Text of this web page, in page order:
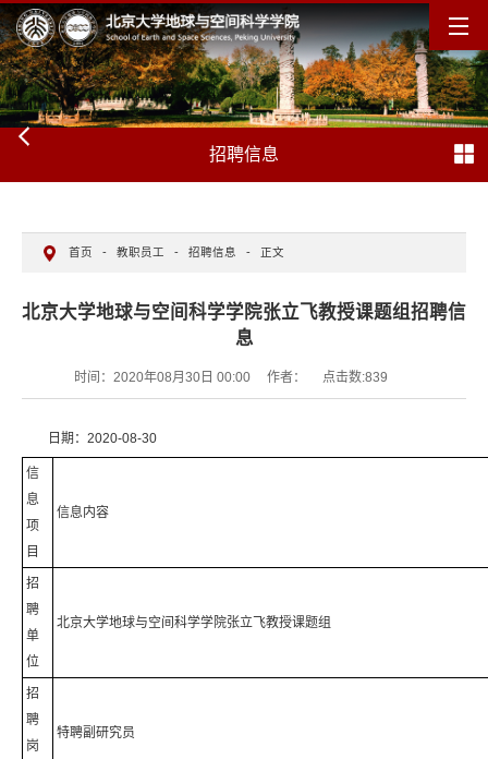
招聘信息
首页 - 教职员工 - 招聘信息 - 正文
北京大学地球与空间科学学院张立飞教授课题组招聘信
息
时间：2020年08月30日 00:00 作者： 点击数:839
日期：2020-08-30
信
息
项
目
信息内容
招
聘
单
位
北京大学地球与空间科学学院张立飞教授课题组
招
聘
岗
特聘副研究员